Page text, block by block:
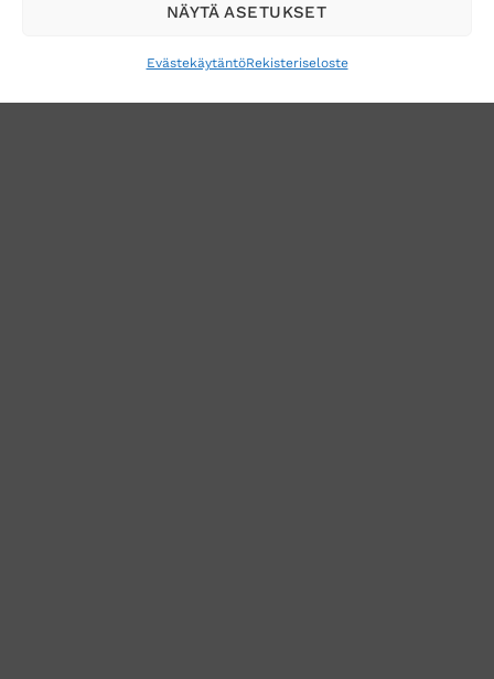
NÄYTÄ ASETUKSET
EvästekäytäntöRekisteriseloste